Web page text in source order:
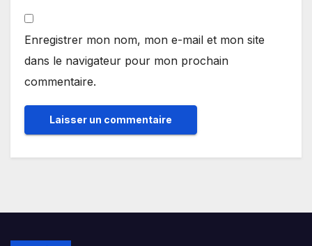
Enregistrer mon nom, mon e-mail et mon site
dans le navigateur pour mon prochain
commentaire.